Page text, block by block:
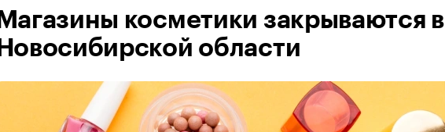
Магазины косметики закрываются в
Новосибирской области